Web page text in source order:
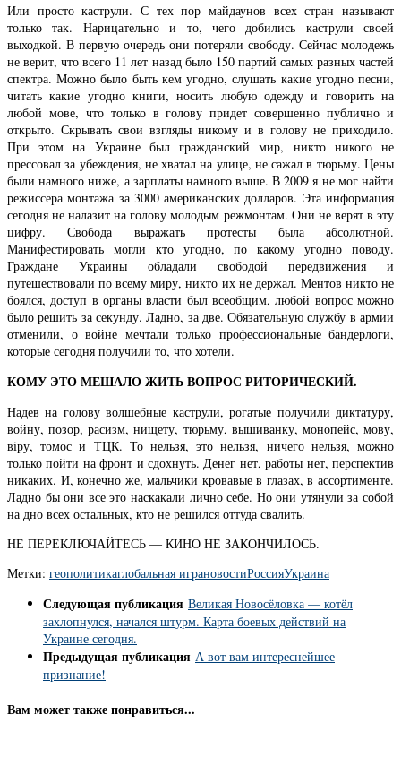
Или просто каструли. С тех пор майдаунов всех стран называют
только так. Нарицательно и то, чего добились каструли своей
выходкой. В первую очередь они потеряли свободу. Сейчас молодежь
не верит, что всего 11 лет назад было 150 партий самых разных частей
спектра. Можно было быть кем угодно, слушать какие угодно песни,
читать какие угодно книги, носить любую одежду и говорить на
любой мове, что только в голову придет совершенно публично и
открыто. Скрывать свои взгляды никому и в голову не приходило.
При этом на Украине был гражданский мир, никто никого не
прессовал за убеждения, не хватал на улице, не сажал в тюрьму. Цены
были намного ниже, а зарплаты намного выше. В 2009 я не мог найти
режиссера монтажа за 3000 американских долларов. Эта информация
сегодня не налазит на голову молодым режмонтам. Они не верят в эту
цифру. Свобода выражать протесты была абсолютной.
Манифестировать могли кто угодно, по какому угодно поводу.
Граждане Украины обладали свободой передвижения и
путешествовали по всему миру, никто их не держал. Ментов никто не
боялся, доступ в органы власти был всеобщим, любой вопрос можно
было решить за секунду. Ладно, за две. Обязательную службу в армии
отменили, о войне мечтали только профессиональные бандерлоги,
которые сегодня получили то, что хотели.
КОМУ ЭТО МЕШАЛО ЖИТЬ ВОПРОС РИТОРИЧЕСКИЙ.
Надев на голову волшебные каструли, рогатые получили диктатуру,
войну, позор, расизм, нищету, тюрьму, вышиванку, монопейс, мову,
віру, томос и ТЦК. То нельзя, это нельзя, ничего нельзя, можно
только пойти на фронт и сдохнуть. Денег нет, работы нет, перспектив
никаких. И, конечно же, мальчики кровавые в глазах, в ассортименте.
Ладно бы они все это наскакали лично себе. Но они утянули за собой
на дно всех остальных, кто не решился оттуда свалить.
НЕ ПЕРЕКЛЮЧАЙТЕСЬ — КИНО НЕ ЗАКОНЧИЛОСЬ.
Метки: геополитикаглобальная играновостиРоссияУкраина
Следующая публикация Великая Новосёловка — котёл
захлопнулся, начался штурм. Карта боевых действий на
Украине сегодня.
Предыдущая публикация А вот вам интереснейшее
признание!
Вам может также понравиться...